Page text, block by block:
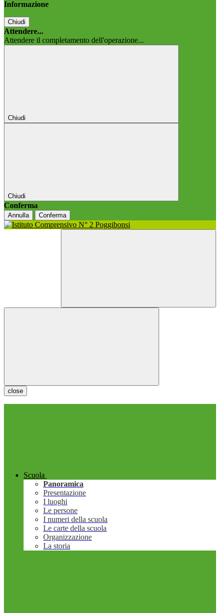
Informazione
Chiudi
Attendere...
Attendere il completamento dell'operazione...
Chiudi
Chiudi
Conferma
Annulla Conferma
close
Scuola
Panoramica
Presentazione
I luoghi
Le persone
I numeri della scuola
Le carte della scuola
Organizzazione
La storia